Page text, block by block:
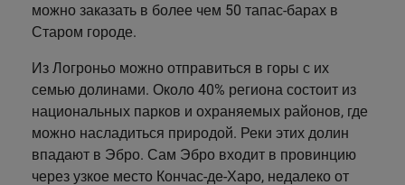
Мурсия
Памплона
Пиринеи
Реус
можно заказать в более чем 50 тапас-барах в
Старом городе.
Из Логроньо можно отправиться в горы с их
семью долинами. Около 40% региона состоит из
национальных парков и охраняемых районов, где
можно насладиться природой. Реки этих долин
впадают в Эбро. Сам Эбро входит в провинцию
через узкое место Кончас-де-Харо, недалеко от